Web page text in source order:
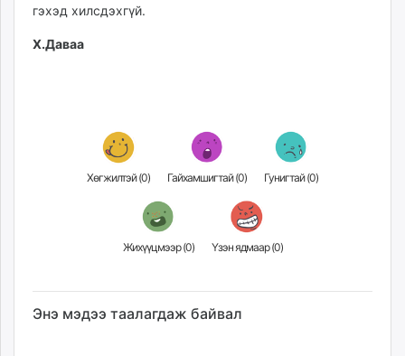
гэхэд хилсдэхгүй.
Х.Даваа
Хөгжилтэй (0) Гайхамшигтай (0) Гунигтай (0)
Жихүүцмээр (0) Үзэн ядмаар (0)
Энэ мэдээ таалагдаж байвал